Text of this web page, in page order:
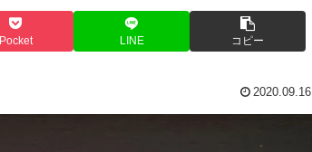
Pocket LINE コピー
2020.09.16